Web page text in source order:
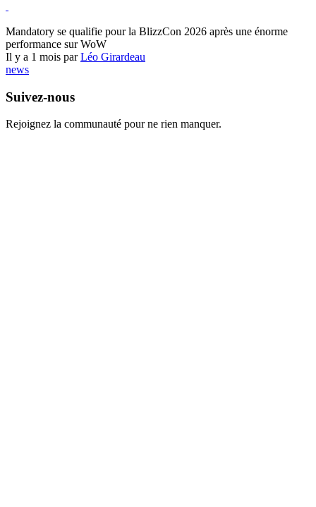
Mandatory se qualifie pour la BlizzCon 2026 après une énorme
performance sur WoW
Il y a 1 mois parLéo Girardeau
news
Suivez-nous
Rejoignez la communauté pour ne rien manquer.